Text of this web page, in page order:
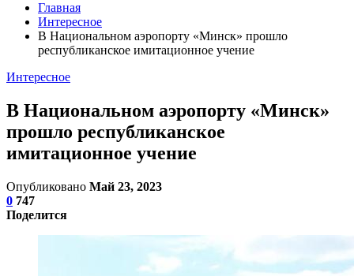
Главная
Интересное
В Национальном аэропорту «Минск» прошло
республиканское имитационное учение
Интересное
В Национальном аэропорту «Минск»
прошло республиканское
имитационное учение
Опубликовано Май 23, 2023
0 747
Поделится